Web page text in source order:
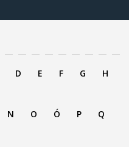
D E F G H
N O Ó P Q